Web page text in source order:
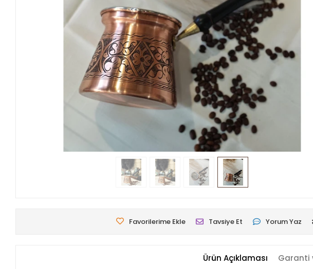
Favorilerime Ekle Tavsiye Et Yorum Yaz
Ürün Açıklaması Garanti